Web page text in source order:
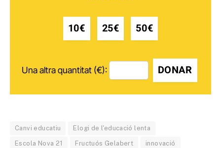
10€ 25€ 50€
Una altra quantitat (€): DONAR
Canvi educatiu Elogi de l'educació lenta
Escola Nova 21 Fructuós Gelabert innovació